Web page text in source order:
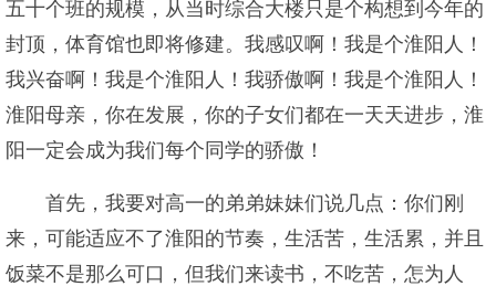
五十个班的规模，从当时综合大楼只是个构想到今年的
封顶，体育馆也即将修建。我感叹啊！我是个淮阳人！
我兴奋啊！我是个淮阳人！我骄傲啊！我是个淮阳人！
淮阳母亲，你在发展，你的子女们都在一天天进步，淮
阳一定会成为我们每个同学的骄傲！
首先，我要对高一的弟弟妹妹们说几点：你们刚
来，可能适应不了淮阳的节奏，生活苦，生活累，并且
饭菜不是那么可口，但我们来读书，不吃苦，怎为人